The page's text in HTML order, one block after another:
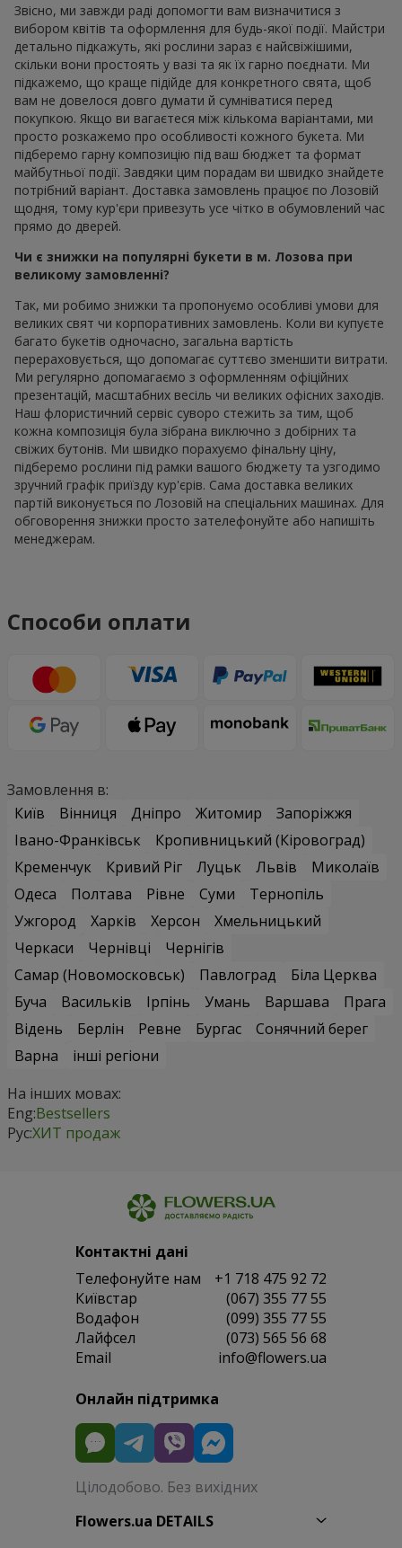
Звісно, ми завжди раді допомогти вам визначитися з
вибором квітів та оформлення для будь-якої події. Майстри
детально підкажуть, які рослини зараз є найсвіжішими,
скільки вони простоять у вазі та як їх гарно поєднати. Ми
підкажемо, що краще підійде для конкретного свята, щоб
вам не довелося довго думати й сумніватися перед
покупкою. Якщо ви вагаєтеся між кількома варіантами, ми
просто розкажемо про особливості кожного букета. Ми
підберемо гарну композицію під ваш бюджет та формат
майбутньої події. Завдяки цим порадам ви швидко знайдете
потрібний варіант. Доставка замовлень працює по Лозовій
щодня, тому кур'єри привезуть усе чітко в обумовлений час
прямо до дверей.
Чи є знижки на популярні букети в м. Лозова при
великому замовленні?
Так, ми робимо знижки та пропонуємо особливі умови для
великих свят чи корпоративних замовлень. Коли ви купуєте
багато букетів одночасно, загальна вартість
перераховується, що допомагає суттєво зменшити витрати.
Ми регулярно допомагаємо з оформленням офіційних
презентацій, масштабних весіль чи великих офісних заходів.
Наш флористичний сервіс суворо стежить за тим, щоб
кожна композиція була зібрана виключно з добірних та
свіжих бутонів. Ми швидко порахуємо фінальну ціну,
підберемо рослини під рамки вашого бюджету та узгодимо
зручний графік приїзду кур'єрів. Сама доставка великих
партій виконується по Лозовій на спеціальних машинах. Для
обговорення знижки просто зателефонуйте або напишіть
менеджерам.
Способи оплати
Замовлення в:
Київ
Вінниця Дніпро Житомир
Запоріжжя
Івано-Франківськ
Кропивницький (Кіровоград)
Кременчук
Кривий Ріг Луцьк Львів
Миколаїв
Одеса
Полтава Рівне Суми
Тернопіль
Ужгород
Харків Херсон
Хмельницький
Черкаси
Чернівці
Чернігів
Самар (Новомосковськ)
Павлоград
Біла Церква
Буча
Васильків Ірпінь Умань Варшава
Прага
Відень
Берлін Ревне Бургас
Сонячний берег
Варна
інші регіони
На інших мовах:
Eng:Bestsellers
Рус:ХИТ продаж
Контактні дані
Телефонуйте нам
+1 718 475 92 72
Київстар
(067) 355 77 55
Водафон
(099) 355 77 55
Лайфсел
(073) 565 56 68
Email
info@flowers.ua
Онлайн підтримка
Цілодобово. Без вихідних
Flowers.ua DETAILS